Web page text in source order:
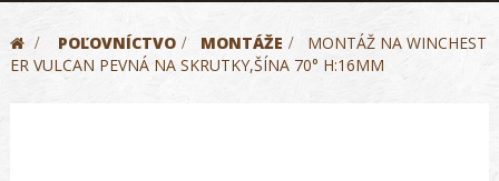
> POĽOVNÍCTVO > MONTÁŽE >
MONTÁŽ NA WINCHEST
ER VULCAN PEVNÁ NA SKRUTKY,ŠÍNA 70° H:16MM